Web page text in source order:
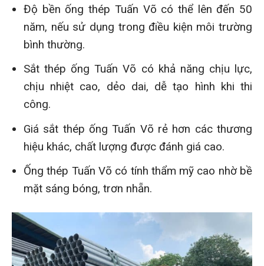
Độ bền ống thép Tuấn Võ có thể lên đến 50
năm, nếu sử dụng trong điều kiện môi trường
bình thường.
Sắt thép ống Tuấn Võ có khả năng chịu lực,
chịu nhiệt cao, dẻo dai, dễ tạo hình khi thi
công.
Giá sắt thép ống Tuấn Võ rẻ hơn các thương
hiệu khác, chất lượng được đánh giá cao.
Ống thép Tuấn Võ có tính thẩm mỹ cao nhờ bề
mặt sáng bóng, trơn nhẵn.